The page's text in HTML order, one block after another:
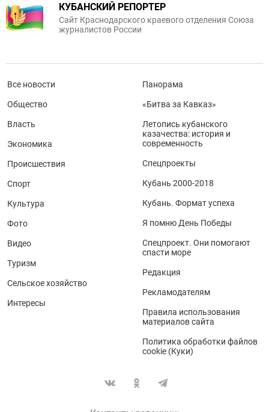
КУБАНСКИЙ РЕПОРТЕР
Сайт Краснодарского краевого отделения Союза
журналистов России
Все новости
Общество
Власть
Экономика
Происшествия
Спорт
Культура
Фото
Видео
Туризм
Сельское хозяйство
Интересы
Панорама
«Битва за Кавказ»
Летопись кубанского
казачества: история и
современность
Спецпроекты
Кубань 2000-2018
Кубань. Формат успеха
Я помню День Победы
Спецпроект. Они помогают
спасти море
Редакция
Рекламодателям
Правила использования
материалов сайта
Политика обработки файлов
cookie (Куки)